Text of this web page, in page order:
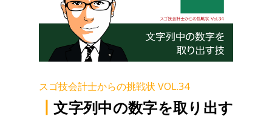
スゴ技会計士からの挑戦状 VOL.34
文字列中の数字を取り出す